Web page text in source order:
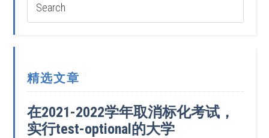
精选文章
在2021-2022学年取消标化考试，
实行test-optional的大学